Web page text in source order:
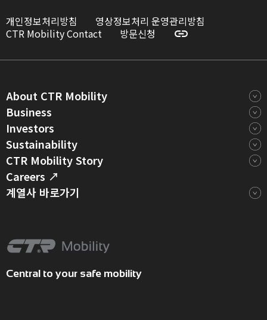
개인정보처리방침
영상정보처리 운영관리방침
CTR Mobility Contact
방문신청
About CTR Mobility
철학 & 미션
비전
핵심가치
조직문화
연혁
수상실적
CI
CTR Mobility 네트워크
Business
R&D 전략
R&D 네트워크
보유기술
시험측정기술
Investors
주가정보
재무정보
공시정보
Sustainability
For Our ESG
For Planet
For People
Our Policy
ESG 성과
CTR Mobility Story
라이프
ESG
Careers ↗
계열사 바로가기
Central to your safe mobility